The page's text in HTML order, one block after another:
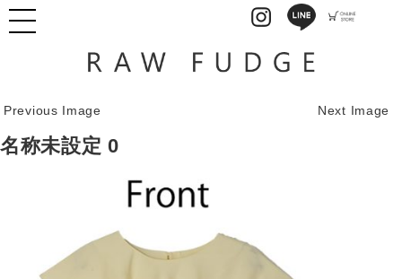
Previous Image Next Image
名称未設定 0